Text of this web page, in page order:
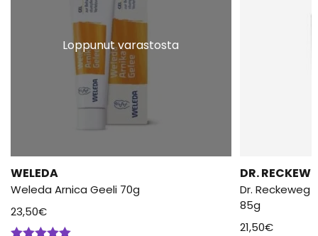
Loppunut varastosta
WELEDA
Weleda Arnica Geeli 70g
23,50€
DR.
Dr. Reckeweg
85g
21,50€